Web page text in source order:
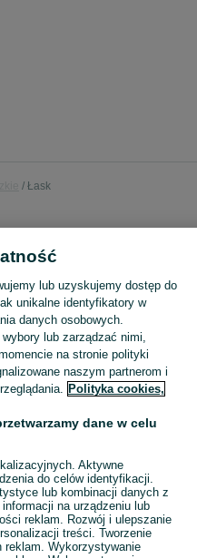
Łask
Antyki i przedmioty kolekcjonerskie na OLX – odkryj wyjątkowe oferty antyków i rzadkich przedmiotów. Sprawdź unikalne kolekcje! Łask i okolice.
lub uzyskujemy dostęp do
unikalne identyfikatory w
danych osobowych.
lub zarządzać nimi,
na stronie polityki
naszym partnerom i
Polityka cookies,
dane w celu
Aktywne
do celów identyfikacji.
lub kombinacji danych z
na urządzeniu lub
reklam. Rozwój i ulepszanie
treści. Tworzenie
reklam. Wykorzystywanie